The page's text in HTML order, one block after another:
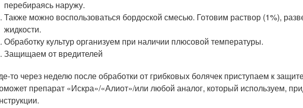
перебираясь наружу.
Также можно воспользоваться бордоской смесью. Готовим раствор (1%),
жидкости.
Обработку культур организуем при наличии плюсовой температуры.
Защищаем от вредителей
то через неделю после обработки от грибковых болячек приступаем к
препарат «Искра»/«Алиот»/или любой аналог, который используем,